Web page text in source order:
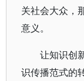
关社会大众，
意义。
让知识创
识传播范式的